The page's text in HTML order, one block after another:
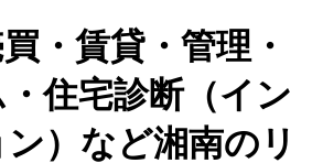
・賃貸・管理・
住宅診断（イン
）など湘南のリ